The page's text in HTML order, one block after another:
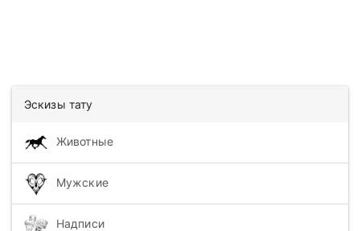
Эскизы тату
Животные
Мужские
Надписи